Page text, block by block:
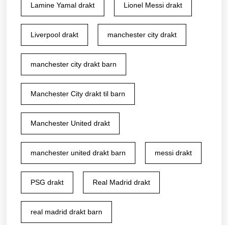
Lamine Yamal drakt Lionel Messi drakt
Liverpool drakt manchester city drakt
manchester city drakt barn
Manchester City drakt til barn
Manchester United drakt
manchester united drakt barn messi drakt
PSG drakt Real Madrid drakt
real madrid drakt barn